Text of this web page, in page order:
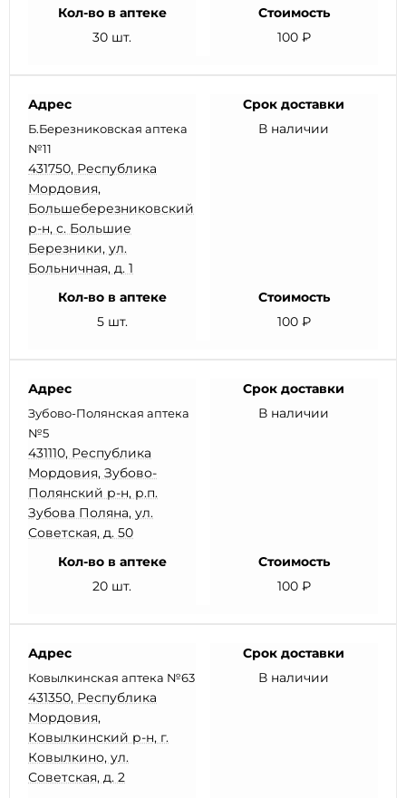
Кол-во в аптеке
30 шт.
Стоимость
100 ₽
Адрес
Б.Березниковская аптека
№11
431750, Республика
Мордовия,
Большеберезниковский
р-н, с. Большие
Березники, ул.
Больничная, д. 1
Срок доставки
В наличии
Кол-во в аптеке
5 шт.
Стоимость
100 ₽
Адрес
Зубово-Полянская аптека
№5
431110, Республика
Мордовия, Зубово-
Полянский р-н, р.п.
Зубова Поляна, ул.
Советская, д. 50
Срок доставки
В наличии
Кол-во в аптеке
20 шт.
Стоимость
100 ₽
Адрес
Ковылкинская аптека №63
431350, Республика
Мордовия,
Ковылкинский р-н, г.
Ковылкино, ул.
Советская, д. 2
Срок доставки
В наличии